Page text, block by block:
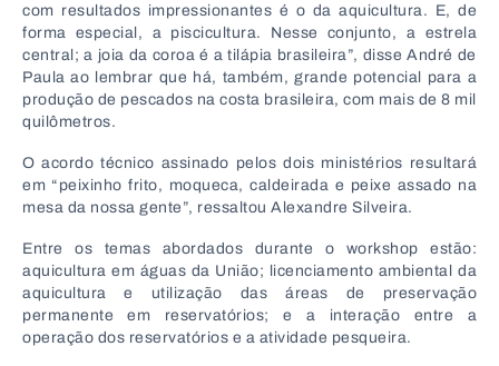
com resultados impressionantes é o da aquicultura. E, de
forma especial, a piscicultura. Nesse conjunto, a estrela
central; a joia da coroa é a tilápia brasileira”, disse André de
Paula ao lembrar que há, também, grande potencial para a
produção de pescados na costa brasileira, com mais de 8 mil
quilômetros.
O acordo técnico assinado pelos dois ministérios resultará
em “peixinho frito, moqueca, caldeirada e peixe assado na
mesa da nossa gente”, ressaltou Alexandre Silveira.
Entre os temas abordados durante o workshop estão:
aquicultura em águas da União; licenciamento ambiental da
aquicultura e utilização das áreas de preservação
permanente em reservatórios; e a interação entre a
operação dos reservatórios e a atividade pesqueira.